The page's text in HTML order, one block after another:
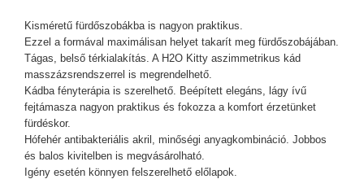
Kisméretű fürdőszobákba is nagyon praktikus.
Ezzel a formával maximálisan helyet takarít meg fürdőszobájában.
Tágas, belső térkialakítás. A H2O Kitty aszimmetrikus kád
masszázsrendszerrel is megrendelhető.
Kádba fényterápia is szerelhető. Beépített elegáns, lágy ívű
fejtámasza nagyon praktikus és fokozza a komfort érzetünket
fürdéskor.
Hófehér antibakteriális akril, minőségi anyagkombináció. Jobbos
és balos kivitelben is megvásárolható.
Igény esetén könnyen felszerelhető előlapok.